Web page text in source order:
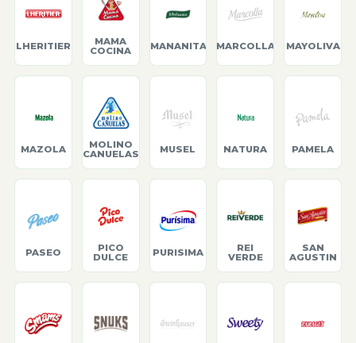
LHERITIER
MAMA
COCINA
MANANITA MARCOLLA MAYOLIVA
MAZOLA
MOLINO
CANUELAS
MUSEL NATURA PAMELA
PASEO
PICO
DULCE
PURISIMA
REI
VERDE
SAN
AGUSTIN